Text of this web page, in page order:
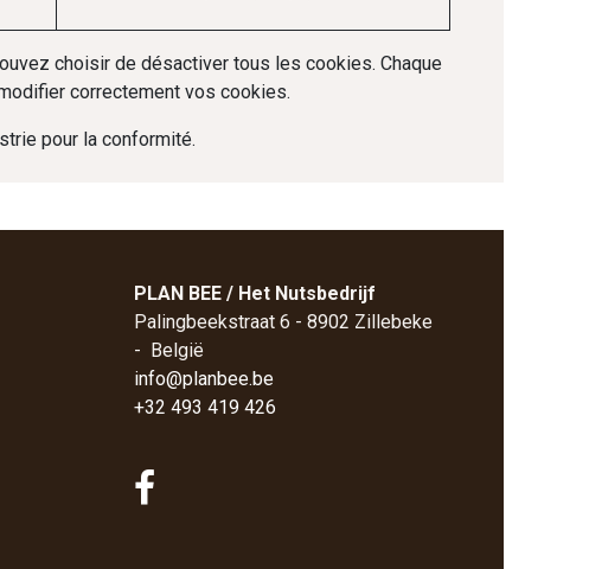
choisir de désactiver tous les cookies. Chaque
correctement vos cookies.
pour la conformité.
PLAN BEE / Het Nutsbedrijf
Palingbeekstraat 6 - 8902 Zillebeke
- België
info@planbee.be
+32 493 419 426